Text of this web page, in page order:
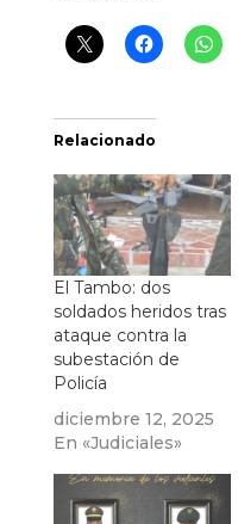
Relacionado
El Tambo: dos
soldados heridos tras
ataque contra la
subestación de
Policía
diciembre 12, 2025
En «Judiciales»